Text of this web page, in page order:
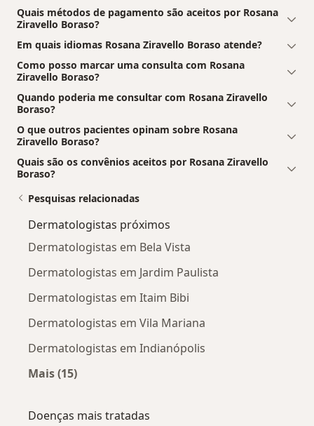
Quais métodos de pagamento são aceitos por Rosana
Ziravello Boraso?
Em quais idiomas Rosana Ziravello Boraso atende?
Como posso marcar uma consulta com Rosana
Ziravello Boraso?
Quando poderia me consultar com Rosana Ziravello
Boraso?
O que outros pacientes opinam sobre Rosana
Ziravello Boraso?
Quais são os convênios aceitos por Rosana Ziravello
Boraso?
Pesquisas relacionadas
Dermatologistas próximos
Dermatologistas em Bela Vista
Dermatologistas em Jardim Paulista
Dermatologistas em Itaim Bibi
Dermatologistas em Vila Mariana
Dermatologistas em Indianópolis
Mais (15)
Doenças mais tratadas